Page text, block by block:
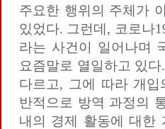
주요한 행위의 주체가
있었다. 그런데, 코로나
라는 사건이 일어나며
요즘말로 열일하고 있
다르고, 그에 따라 개
반적으로 방역 과정의
내의 경제 활동에 대한